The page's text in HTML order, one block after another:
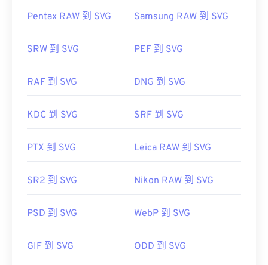
Pentax RAW 到 SVG Samsung RAW 到 SVG
SRW 到 SVG PEF 到 SVG
RAF 到 SVG DNG 到 SVG
KDC 到 SVG SRF 到 SVG
PTX 到 SVG Leica RAW 到 SVG
SR2 到 SVG Nikon RAW 到 SVG
PSD 到 SVG WebP 到 SVG
GIF 到 SVG ODD 到 SVG